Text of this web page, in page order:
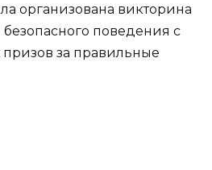
организована викторина
поведения с
за правильные